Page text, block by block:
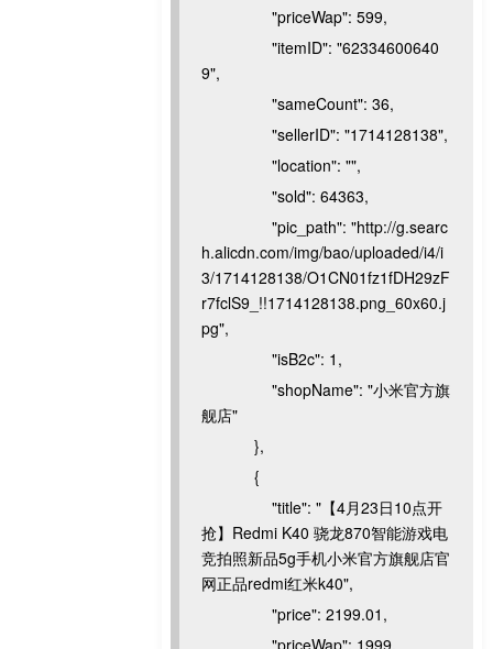
"priceWap": 599,
"itemID": "62334600640
9",
"sameCount": 36,
"sellerID": "1714128138",
"location": "",
"sold": 64363,
"pic_path": "http://g.searc
h.alicdn.com/img/bao/uploaded/i4/i
3/1714128138/O1CN01fz1fDH29zF
r7fclS9_!!1714128138.png_60x60.j
pg",
"isB2c": 1,
"shopName": "小米官方旗
舰店"
},
{
"title": "【4月23日10点开
抢】Redmi K40 骁龙870智能游戏电
竞拍照新品5g手机小米官方旗舰店官
网正品redmi红米k40",
"price": 2199.01,
"priceWap": 1999,